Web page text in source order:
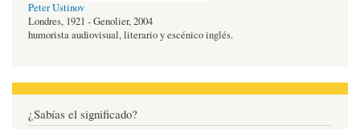
Peter Ustinov
Londres, 1921 - Genolier, 2004
humorista audiovisual, literario y escénico inglés.
¿Sabías el significado?